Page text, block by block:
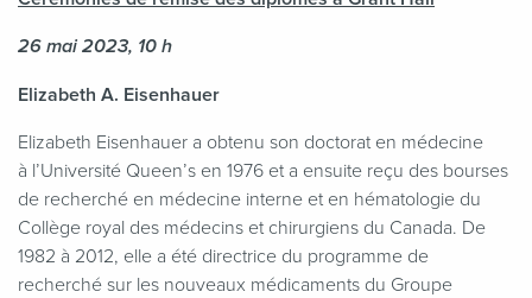
26 mai 2023, 10 h
Elizabeth A. Eisenhauer
Elizabeth Eisenhauer a obtenu son doctorat en médecine
à l’Université Queen’s en 1976 et a ensuite reçu des bourses
de recherché en médecine interne et en hématologie du
Collège royal des médecins et chirurgiens du Canada. De
1982 à 2012, elle a été directrice du programme de
recherché sur les nouveaux médicaments du Groupe